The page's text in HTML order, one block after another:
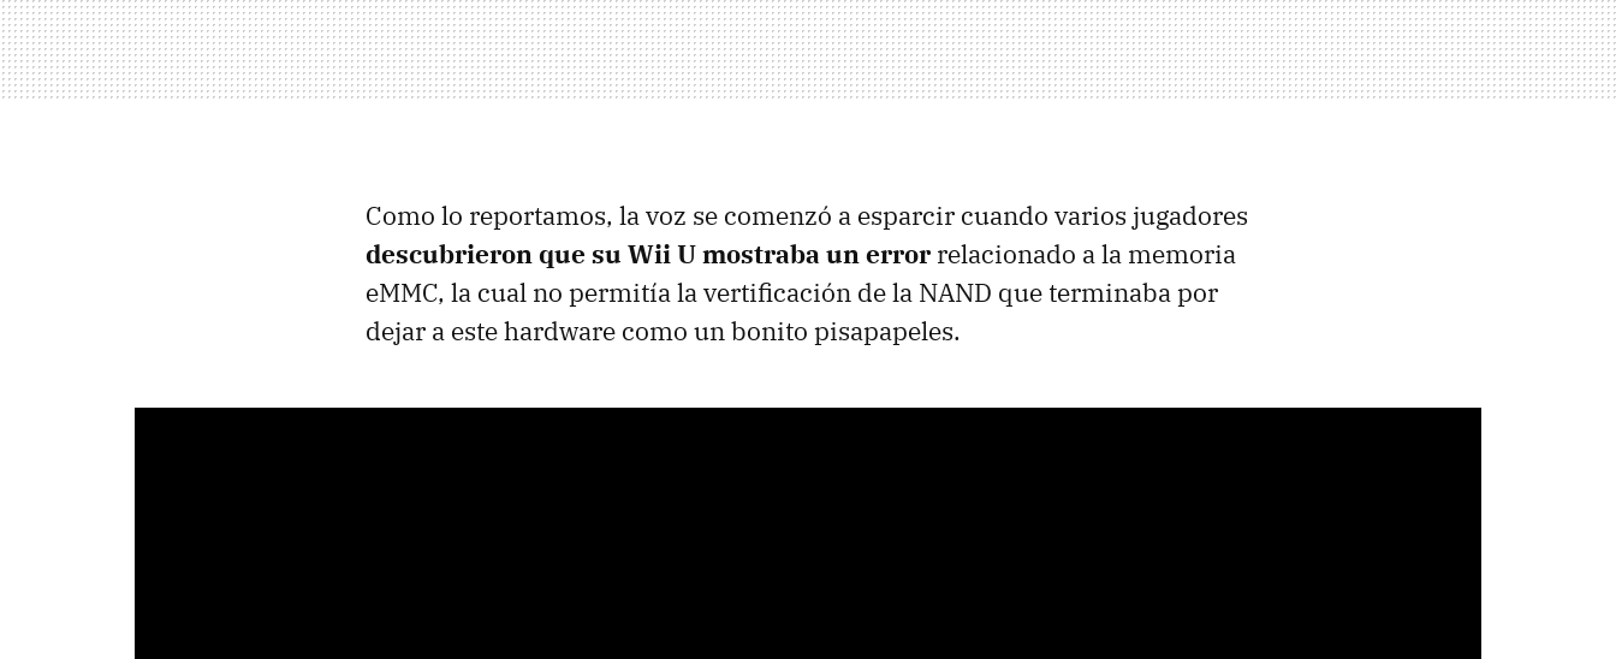
Como lo reportamos, la voz se comenzó a esparcir cuando varios jugadores
descubrieron que su Wii U mostraba un error relacionado a la memoria
eMMC, la cual no permitía la vertificación de la NAND que terminaba por
dejar a este hardware como un bonito pisapapeles.